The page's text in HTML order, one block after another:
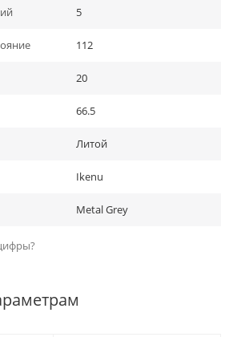
5
112
20
66.5
Литой
Ikenu
Metal Grey